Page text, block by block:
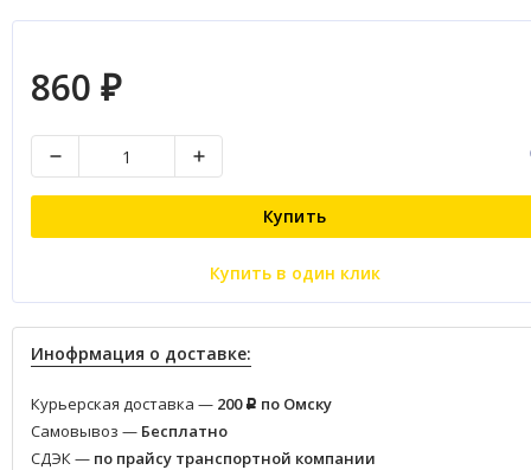
860 ₽
Купить
Купить в один клик
Инофрмация о доставке:
Курьерская доставка — 200 Р по Омску
Самовывоз — Бесплатно
СДЭК — по прайсу транспортной компании